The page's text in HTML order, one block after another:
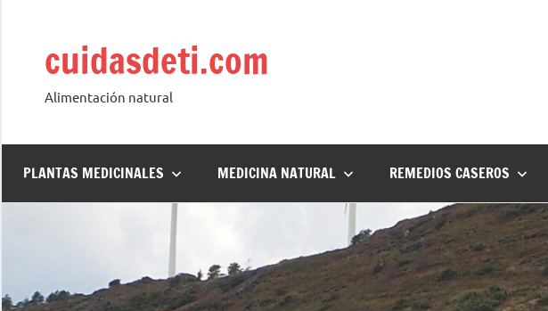
contenidocuidasdeti.com
Alimentación natural
PLANTAS MEDICINALES MEDICINA NATURAL REMEDIOS CASEROS